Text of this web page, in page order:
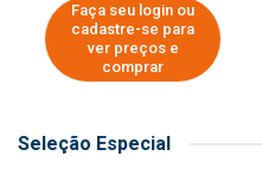
Faça seu login ou
cadastre-se para
ver preços e
comprar
Seleção Especial